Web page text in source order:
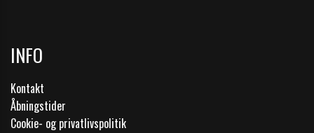
INFO
Kontakt
Åbningstider
Cookie- og privatlivspolitik